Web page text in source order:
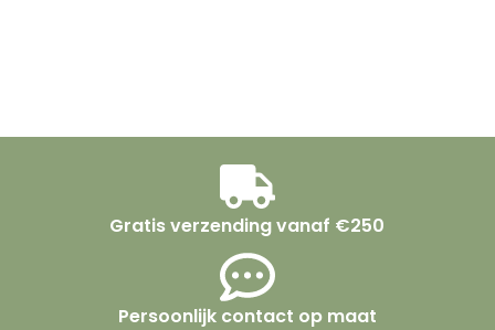
Gratis verzending vanaf €250
Persoonlijk contact op maat